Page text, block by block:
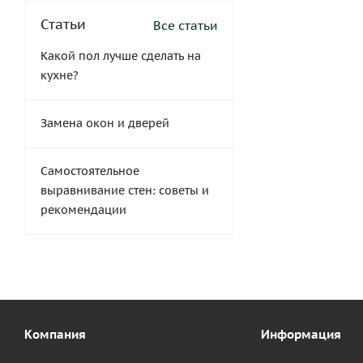
Статьи Все статьи
Какой пол лучше сделать на
кухне?
Замена окон и дверей
Самостоятельное
выравнивание стен: советы и
рекомендации
Компания Информация